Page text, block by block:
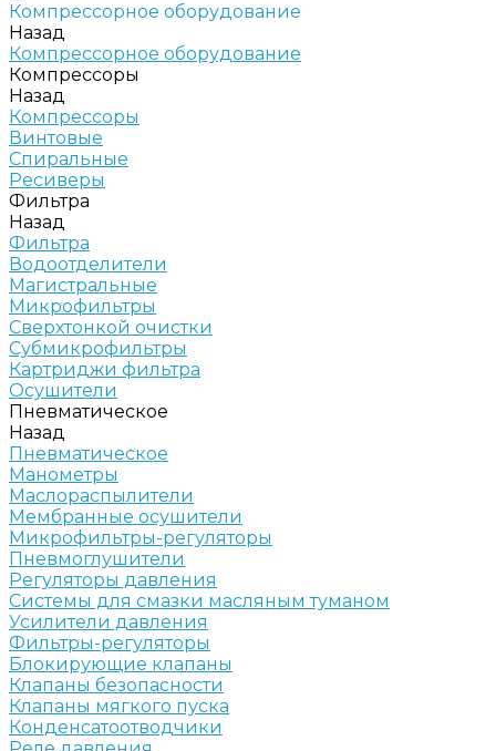
Компрессорное оборудование
Назад
Компрессорное оборудование
Компрессоры
Назад
Компрессоры
Винтовые
Спиральные
Ресиверы
Фильтра
Назад
Фильтра
Водоотделители
Магистральные
Микрофильтры
Сверхтонкой очистки
Субмикрофильтры
Картриджи фильтра
Осушители
Пневматическое
Назад
Пневматическое
Манометры
Маслораспылители
Мембранные осушители
Микрофильтры-регуляторы
Пневмоглушители
Регуляторы давления
Системы для смазки масляным туманом
Усилители давления
Фильтры-регуляторы
Блокирующие клапаны
Клапаны безопасности
Клапаны мягкого пуска
Конденсатоотводчики